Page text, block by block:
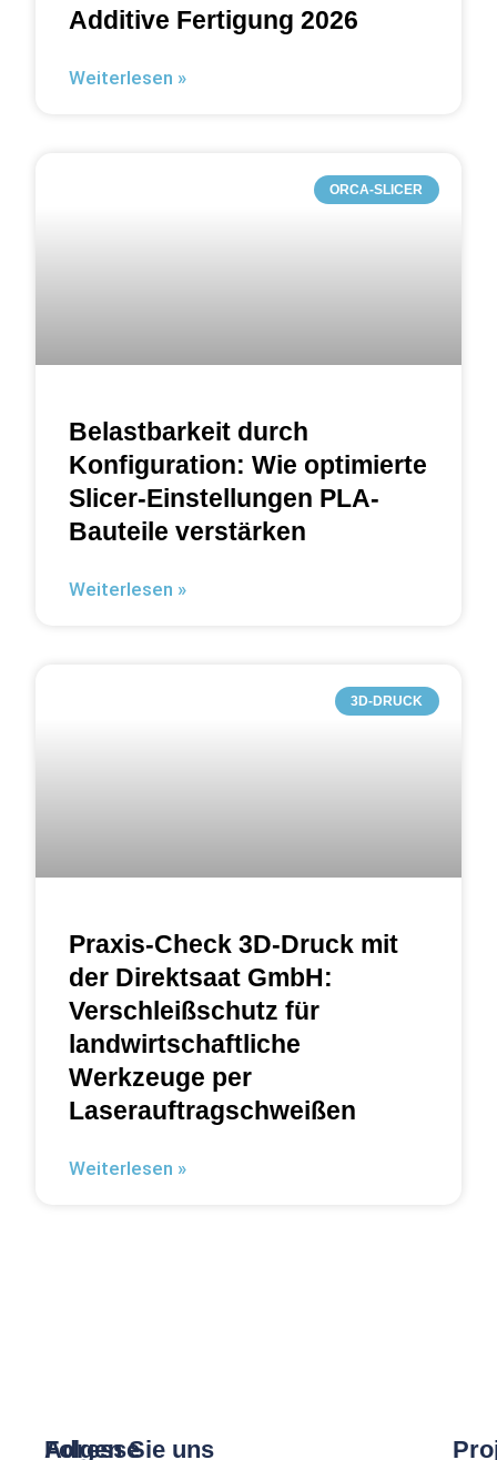
Additive Fertigung 2026
Weiterlesen »
ORCA-SLICER
Belastbarkeit durch
Konfiguration: Wie optimierte
Slicer-Einstellungen PLA-
Bauteile verstärken
Weiterlesen »
3D-DRUCK
Praxis-Check 3D-Druck mit
der Direktsaat GmbH:
Verschleißschutz für
landwirtschaftliche
Werkzeuge per
Laserauftragschweißen
Weiterlesen »
Adresse
Folgen Sie uns